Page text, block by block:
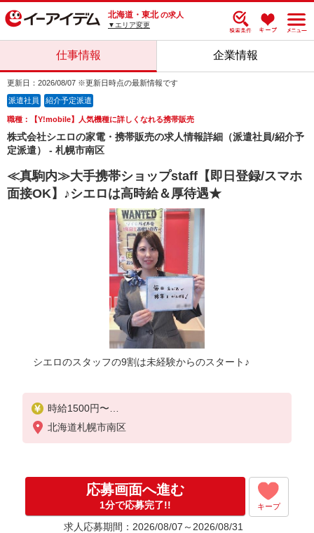
北海道・東北 の求人
▼エリア変更
仕事情報 企業情報
更新日：2026/08/07 ※更新日時点の最新情報です
派遣社員 紹介予定派遣
職種：【Y!mobile】人気機種に詳しくなれる携帯販売
株式会社シエロの家電・携帯販売の求人情報詳細（派遣社員/紹介予
定派遣） - 札幌市南区
≪真駒内≫大手携帯ショップstaff【即日登録/スマホ
面接OK】♪シエロは高時給＆厚待遇★
シエロのスタッフの9割は未経験からのスタート♪
時給1500円〜
※残業代支給
★交通費別途支給（規定あり）
一般社員（北海道 入社2年目21歳） 330万円/月給2
00,000円+各種手当
店長（関東 入社4年目26歳） 462万円/月給252,0
00円+各種手当
北海道札幌市南区
応募画面へ進む
1分で応募完了!! キープ
求人応募期間：2026/08/07～2026/08/31